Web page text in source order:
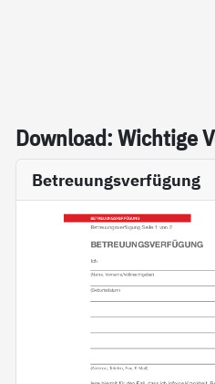
Down­load: Wich­ti­ge
Betreuungsverfügung